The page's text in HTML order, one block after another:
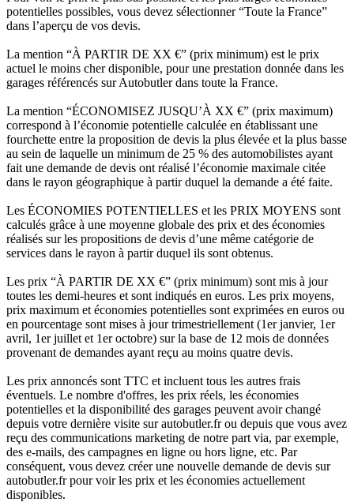
potentielles possibles, vous devez sélectionner “Toute la France”
dans l’aperçu de vos devis.
La mention “À PARTIR DE XX €” (prix minimum) est le prix
actuel le moins cher disponible, pour une prestation donnée dans les
garages référencés sur Autobutler dans toute la France.
La mention “ÉCONOMISEZ JUSQU’À XX €” (prix maximum)
correspond à l’économie potentielle calculée en établissant une
fourchette entre la proposition de devis la plus élevée et la plus basse
au sein de laquelle un minimum de 25 % des automobilistes ayant
fait une demande de devis ont réalisé l’économie maximale citée
dans le rayon géographique à partir duquel la demande a été faite.
Les ÉCONOMIES POTENTIELLES et les PRIX MOYENS sont
calculés grâce à une moyenne globale des prix et des économies
réalisés sur les propositions de devis d’une même catégorie de
services dans le rayon à partir duquel ils sont obtenus.
Les prix “À PARTIR DE XX €” (prix minimum) sont mis à jour
toutes les demi-heures et sont indiqués en euros. Les prix moyens,
prix maximum et économies potentielles sont exprimées en euros ou
en pourcentage sont mises à jour trimestriellement (1er janvier, 1er
avril, 1er juillet et 1er octobre) sur la base de 12 mois de données
provenant de demandes ayant reçu au moins quatre devis.
Les prix annoncés sont TTC et incluent tous les autres frais
éventuels. Le nombre d'offres, les prix réels, les économies
potentielles et la disponibilité des garages peuvent avoir changé
depuis votre dernière visite sur autobutler.fr ou depuis que vous avez
reçu des communications marketing de notre part via, par exemple,
des e-mails, des campagnes en ligne ou hors ligne, etc. Par
conséquent, vous devez créer une nouvelle demande de devis sur
autobutler.fr pour voir les prix et les économies actuellement
disponibles.